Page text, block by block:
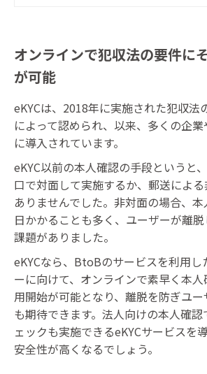
オンラインで犯収法の要件に
が可能
eKYCは、2018年に実施された犯収法
によって認められ、以来、多くの企
に導入されています。
eKYC以前の本人確認の手段というと
口で対面して実施するか、郵送によ
ありませんでした。非対面の場合、
日かかることも多く、ユーザーが離
課題がありました。
eKYCなら、BtoBのサービスを利用し
ーに向けて、オンラインで素早く本
用開始が可能となり、離脱を防ぎユ
も期待できます。法人向けの本人確
ェックも実施できるeKYCサービスを
安全性が高くなるでしょう。